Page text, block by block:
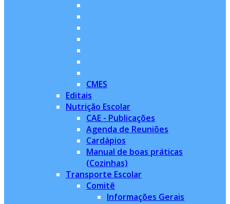
CMES
Editais
Nutrição Escolar
CAE - Publicações
Agenda de Reuniões
Cardápios
Manual de boas práticas
(Cozinhas)
Transporte Escolar
Comitê
Informações Gerais